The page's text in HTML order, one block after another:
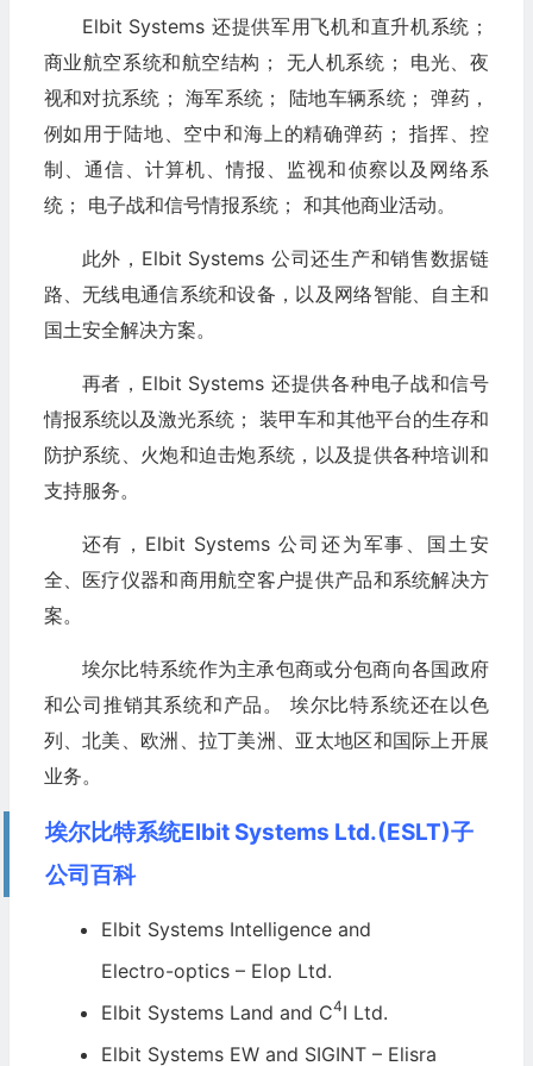
Elbit Systems 还提供军用飞机和直升机系统；
商业航空系统和航空结构； 无人机系统； 电光、夜
视和对抗系统； 海军系统； 陆地车辆系统； 弹药，
例如用于陆地、空中和海上的精确弹药； 指挥、控
制、通信、计算机、情报、监视和侦察以及网络系
统； 电子战和信号情报系统； 和其他商业活动。
此外，Elbit Systems 公司还生产和销售数据链
路、无线电通信系统和设备，以及网络智能、自主和
国土安全解决方案。
再者，Elbit Systems 还提供各种电子战和信号
情报系统以及激光系统； 装甲车和其他平台的生存和
防护系统、火炮和迫击炮系统，以及提供各种培训和
支持服务。
还有，Elbit Systems 公司还为军事、国土安
全、医疗仪器和商用航空客户提供产品和系统解决方
案。
埃尔比特系统作为主承包商或分包商向各国政府
和公司推销其系统和产品。 埃尔比特系统还在以色
列、北美、欧洲、拉丁美洲、亚太地区和国际上开展
业务。
埃尔比特系统Elbit Systems Ltd.(ESLT)子
公司百科
Elbit Systems Intelligence and
Electro-optics – Elop Ltd.
Elbit Systems Land and C4I Ltd.
Elbit Systems EW and SIGINT – Elisra